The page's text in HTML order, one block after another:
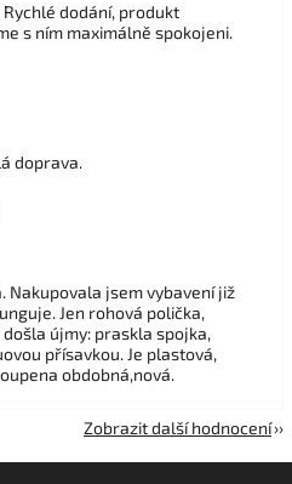
dodání, produkt
s ním maximálně spokojeni.
doprava.
Nakupovala jsem vybavení již
Jen rohová polička,
újmy: praskla spojka,
přísavkou. Je plastová,
obdobná,nová.
Zobrazit další hodnocení